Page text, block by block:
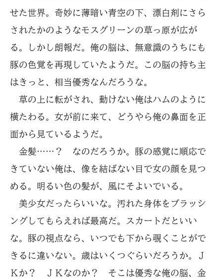
せた世界。奇妙に薄暗い青空の下、漂白剤にさら
されたかのようなモスグリーンの草っ原が広が
る。しかし朗報だ。俺の脳は、無意識のうちにも
豚の色覚を再現していたようだ。この脳の持ち主
はきっと、相当優秀なんだろうな。
草の上に転がされ、動けない俺はハムのように
横たわる。女が前に来て、どうやら俺の鼻面を正
面から見ているようだ。
金髪……？ なのだろうか。豚の感覚に順応で
きていない俺は、像を結ばない目で女の顔を見つ
める。明るい色の髪が、風にそよいでいる。
美少女だったらいいな。汚れた身体をブラッシ
ングしてもらえれば最高だ。スカートだといい
な。豚の視点なら、いつでも下から覗くことがで
きるに違いない。歳はいくつぐらいだろうか。Ｊ
Ｋか？ ＪＫなのか？ そこは優秀な俺の脳、金